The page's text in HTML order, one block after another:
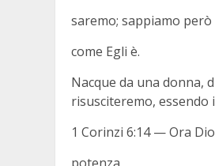
saremo; sappiamo
come Egli è.
Nacque da una donna,
risusciteremo,
1 Corinzi 6:14 — Ora